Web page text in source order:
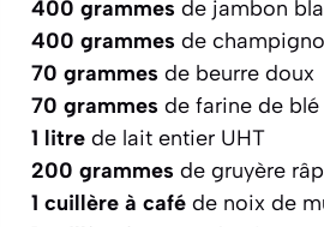
400 grammes de jambon
400 grammes de
70 grammes de beurre doux
70 grammes de farine de blé
1 litre de lait entier UHT
200 grammes de gruyère
1 cuillère à café de noix de